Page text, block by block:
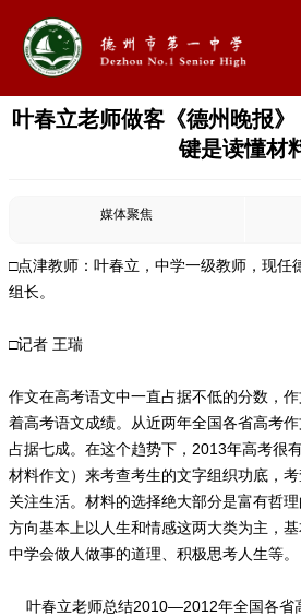
叶春立老师做客《德州晚报
键是读懂材
媒体聚焦
□点津教师：叶春立，中学一级教师，现任
组长。
□记者 王瑞
作文在高考语文中一直占据不低的分数，
着高考语文成绩。从近两年全国各省高考
占据七成。在这个趋势下，2013年高考很
材料作文）来考查考生的文字组织功底，考
关注生活。材料的选择绝大部分是富有哲
方向基本上以人生和情感这两大类为主，
中学会做人做事的道理、积极思考人生等。
叶春立老师总结2010—2012年全国各省
 首页

 最新公告
 校园新闻
 科学技术实验校